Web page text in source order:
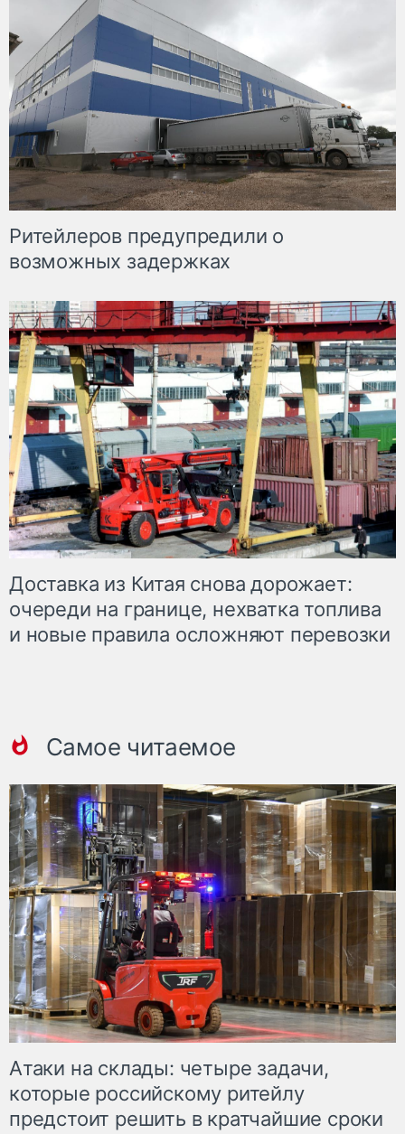
Ритейлеров предупредили о
возможных задержках
Доставка из Китая снова дорожает:
очереди на границе, нехватка топлива
и новые правила осложняют перевозки
Самое читаемое
Атаки на склады: четыре задачи,
которые российскому ритейлу
предстоит решить в кратчайшие сроки